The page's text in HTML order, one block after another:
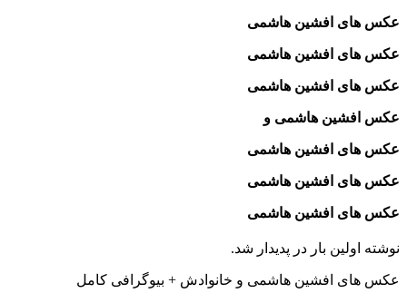
عکس های افشین هاشمی
عکس های افشین هاشمی
عکس های افشین هاشمی
عکس افشین هاشمی و
عکس های افشین هاشمی
عکس های افشین هاشمی
عکس های افشین هاشمی
نوشته اولین بار در پدیدار شد.
عکس های افشین هاشمی و خانوادش + بیوگرافی کامل